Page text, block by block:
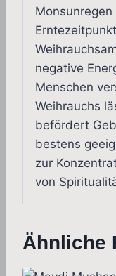
negative
Menschen
Weihrauchs
befördert
bestens
zur
von
Ähnliche